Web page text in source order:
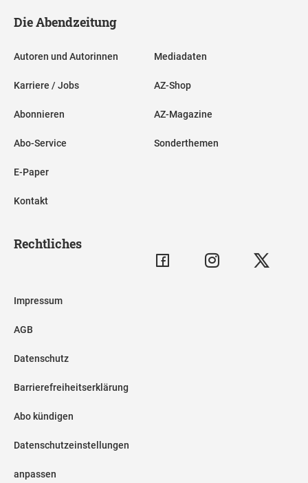
Die Abendzeitung
Autoren und Autorinnen
Karriere / Jobs
Abonnieren
Abo-Service
E-Paper
Kontakt
Mediadaten
AZ-Shop
AZ-Magazine
Sonderthemen
Rechtliches
Impressum
AGB
Datenschutz
Barrierefreiheitserklärung
Abo kündigen
Datenschutzeinstellungen
anpassen